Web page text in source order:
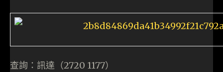
查詢：訊達（2720 1177）